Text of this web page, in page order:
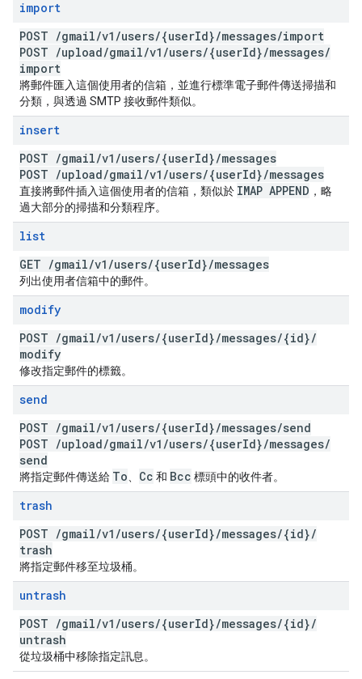
import
POST /gmail/v1 /users/{userId}/messages/import
POST /upload/gmail/v1 /users/{userId}/messages/
import
將郵件匯入這個使用者的信箱，並進行標準電子郵件傳送掃描和
分類，與透過 SMTP 接收郵件類似。
insert
POST /gmail/v1 /users/{userId}/messages
POST /upload/gmail/v1 /users/{userId}/messages
直接將郵件插入這個使用者的信箱，類似於 IMAP APPEND ，略
過大部分的掃描和分類程序。
list
GET /gmail/v1 /users/{userId}/messages
列出使用者信箱中的郵件。
modify
POST /gmail/v1 /users/{userId}/messages/{id}/
modify
修改指定郵件的標籤。
send
POST /gmail/v1 /users/{userId}/messages/send
POST /upload/gmail/v1 /users/{userId}/messages/
send
將指定郵件傳送給 To Cc 和 Bcc 標頭中的收件者。
trash
POST /gmail/v1 /users/{userId}/messages/{id}/
trash
將指定郵件移至垃圾桶。
untrash
POST /gmail/v1 /users/{userId}/messages/{id}/
untrash
從垃圾桶中移除指定訊息。